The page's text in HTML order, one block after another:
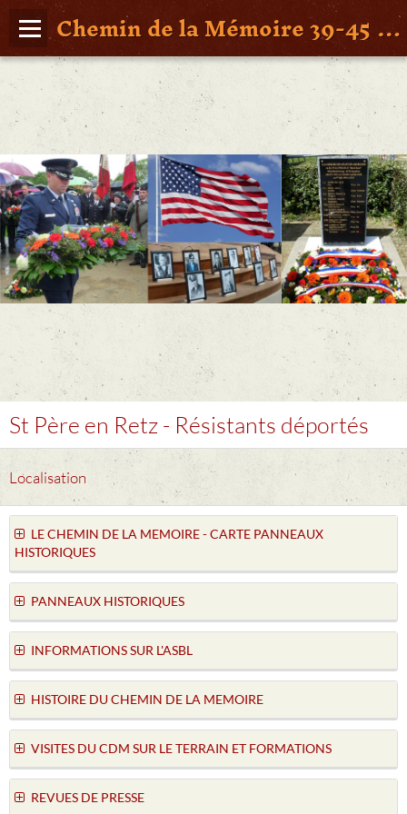
Chemin de la Mémoire 39-45 en Pays de Retz
Page d'accueil
Agenda
Album Photos
Vidéos
Poche St Nazaire
Contact
FAITS DE GUERRE
Figures Marquantes
St Père en Retz - Résistants déportés
Localisation
LE CHEMIN DE LA MEMOIRE - CARTE PANNEAUX
HISTORIQUES
PANNEAUX HISTORIQUES
INFORMATIONS SUR L'ASBL
HISTOIRE DU CHEMIN DE LA MEMOIRE
VISITES DU CDM SUR LE TERRAIN ET FORMATIONS
REVUES DE PRESSE